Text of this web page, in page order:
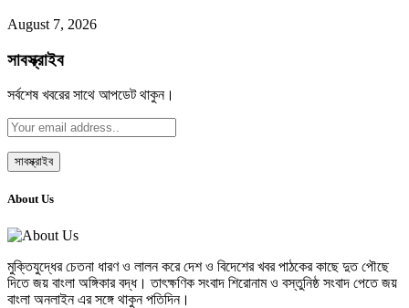
August 7, 2026
সাবস্ক্রাইব
সর্বশেষ খবরের সাথে আপডেট থাকুন।
About Us
মুক্তিযুদ্ধের চেতনা ধারণ ও লালন করে দেশ ও বিদেশের খবর পাঠকের কাছে দুত পৌছে
দিতে জয় বাংলা অঙ্গিকার বদ্ধ। তাৎক্ষণিক সংবাদ শিরোনাম ও বস্তুনিষ্ঠ সংবাদ পেতে জয়
বাংলা অনলাইন এর সঙ্গে থাকুন পতিদিন।